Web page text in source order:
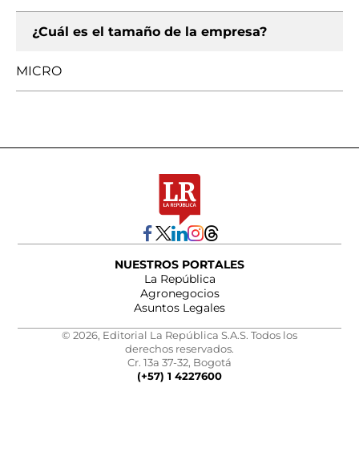
¿Cuál es el tamaño de la empresa?
MICRO
NUESTROS PORTALES
La República
Agronegocios
Asuntos Legales
© 2026, Editorial La República S.A.S. Todos los
derechos reservados.
Cr. 13a 37-32, Bogotá
(+57) 1 4227600